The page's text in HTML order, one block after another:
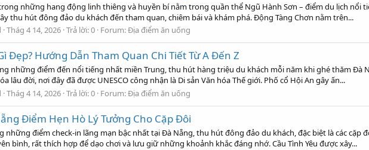
những hang động linh thiêng và huyền bí nằm trong quần thể Ngũ Hành Sơn – điểm du lịch nổi
thu hút đông đảo du khách đến tham quan, chiêm bái và khám phá. Động Tàng Chơn nằm trên...
Thág 4 14, 2026 Trả lời: 0 Forum:Địa điểm ăn uống
Đẹp? Hướng Dẫn Tham Quan Chi Tiết Từ A Đến Z
những điểm đến nổi tiếng nhất miền Trung, thu hút hàng triệu du khách mỗi năm khi ghé thăm Đà
lâu đời, nơi đây đã được UNESCO công nhận là Di sản Văn hóa Thế giới. Phố cổ Hội An gây ấn...
Thág 4 14, 2026 Trả lời: 0 Forum:Địa điểm ăn uống
Điểm Hẹn Hò Lý Tưởng Cho Cặp Đôi
những điểm check-in lãng mạn bậc nhất tại Đà Nẵng, thu hút đông đảo du khách, đặc biệt là các cặp
bình, rất thích hợp để dạo chơi và lưu giữ những khoảnh khắc đáng nhớ. Cầu Tình Yêu được xây...